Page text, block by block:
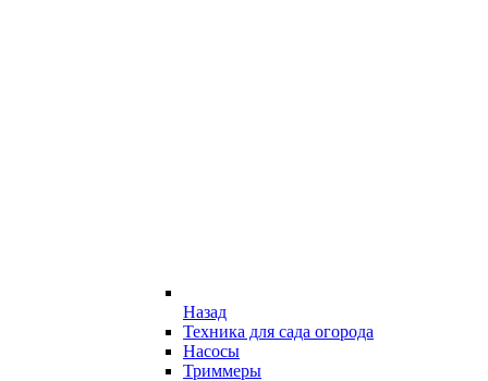
Назад
Техника для сада огорода
Насосы
Триммеры